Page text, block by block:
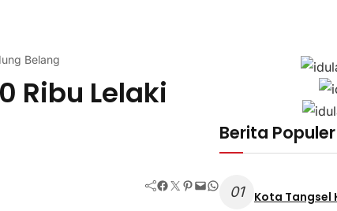
Belang
Ribu Lelaki
Facebook Twitter Pinterest Mail WhatsApp
Berita Populer
01 Kota Tangsel